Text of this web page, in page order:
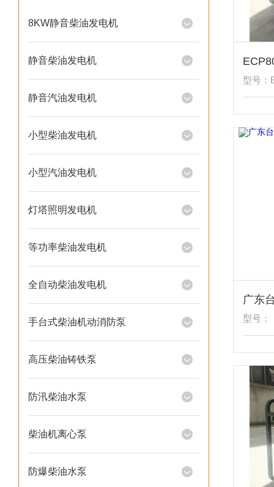
8KW静音柴油发电机
静音柴油发电机
静音汽油发电机
小型柴油发电机
小型汽油发电机
灯塔照明发电机
等功率柴油发电机
全自动柴油发电机
手台式柴油机动消防泵
高压柴油铸铁泵
防汛柴油水泵
柴油机离心泵
防爆柴油水泵
型号：
型号：